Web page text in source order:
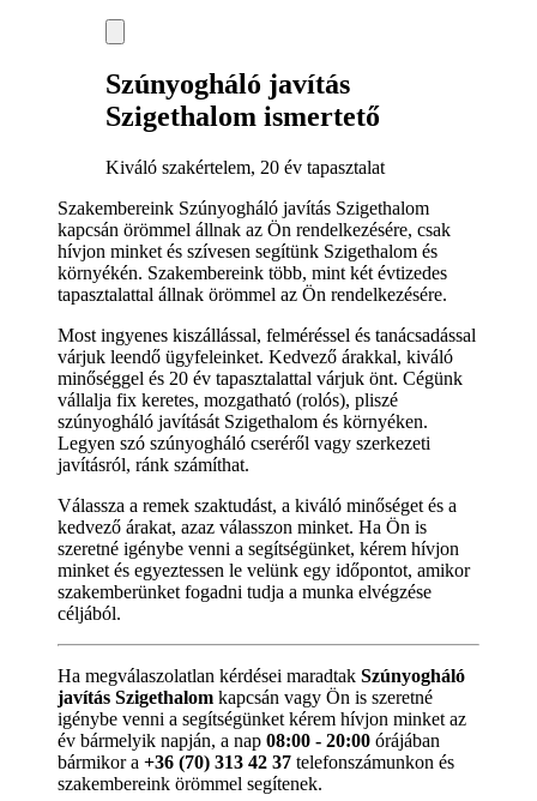
Szúnyogháló javítás
Szigethalom ismertető
Kiváló szakértelem, 20 év tapasztalat
Szakembereink Szúnyogháló javítás Szigethalom
kapcsán örömmel állnak az Ön rendelkezésére, csak
hívjon minket és szívesen segítünk Szigethalom és
környékén. Szakembereink több, mint két évtizedes
tapasztalattal állnak örömmel az Ön rendelkezésére.
Most ingyenes kiszállással, felméréssel és tanácsadással
várjuk leendő ügyfeleinket. Kedvező árakkal, kiváló
minőséggel és 20 év tapasztalattal várjuk önt. Cégünk
vállalja fix keretes, mozgatható (rolós), pliszé
szúnyogháló javítását Szigethalom és környéken.
Legyen szó szúnyogháló cseréről vagy szerkezeti
javításról, ránk számíthat.
Válassza a remek szaktudást, a kiváló minőséget és a
kedvező árakat, azaz válasszon minket. Ha Ön is
szeretné igénybe venni a segítségünket, kérem hívjon
minket és egyeztessen le velünk egy időpontot, amikor
szakemberünket fogadni tudja a munka elvégzése
céljából.
Ha megválaszolatlan kérdései maradtak Szúnyogháló
javítás Szigethalom kapcsán vagy Ön is szeretné
igénybe venni a segítségünket kérem hívjon minket az
év bármelyik napján, a nap 08:00 - 20:00 órájában
bármikor a +36 (70) 313 42 37 telefonszámunkon és
szakembereink örömmel segítenek.